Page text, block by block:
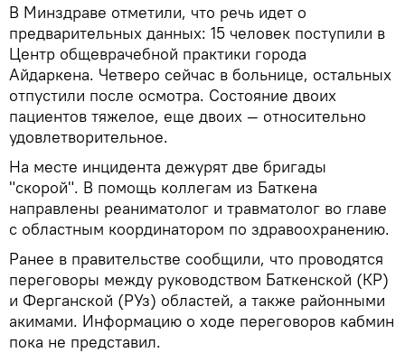
В Минздраве отметили, что речь идет о
предварительных данных: 15 человек поступили в
Центр общеврачебной практики города
Айдаркена. Четверо сейчас в больнице, остальных
отпустили после осмотра. Состояние двоих
пациентов тяжелое, еще двоих — относительно
удовлетворительное.
На месте инцидента дежурят две бригады
"скорой". В помощь коллегам из Баткена
направлены реаниматолог и травматолог во главе
с областным координатором по здравоохранению.
Ранее в правительстве сообщили, что проводятся
переговоры между руководством Баткенской (КР)
и Ферганской (РУз) областей, а также районными
акимами. Информацию о ходе переговоров кабмин
пока не представил.